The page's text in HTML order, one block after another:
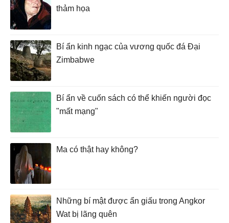
thảm họa
Bí ẩn kinh ngạc của vương quốc đá Đại
Zimbabwe
Bí ẩn về cuốn sách có thể khiến người đọc
"mất mạng"
Ma có thật hay không?
Những bí mật được ẩn giấu trong Angkor
Wat bị lãng quên